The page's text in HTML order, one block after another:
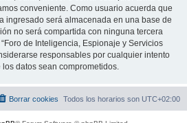
conveniente. Como usuario acuerda que
ingresado será almacenada en una base de
no será compartida con ninguna tercera
de Inteligencia, Espionaje y Servicios
responsables por cualquier intento
datos sean comprometidos.
Todos los horarios son UTC+02:00
Borrar cookies